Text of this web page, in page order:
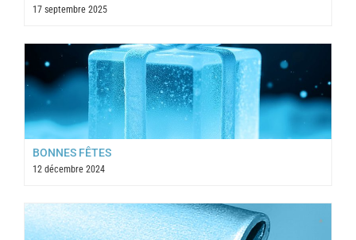
17 septembre 2025
BONNES FÊTES
12 décembre 2024